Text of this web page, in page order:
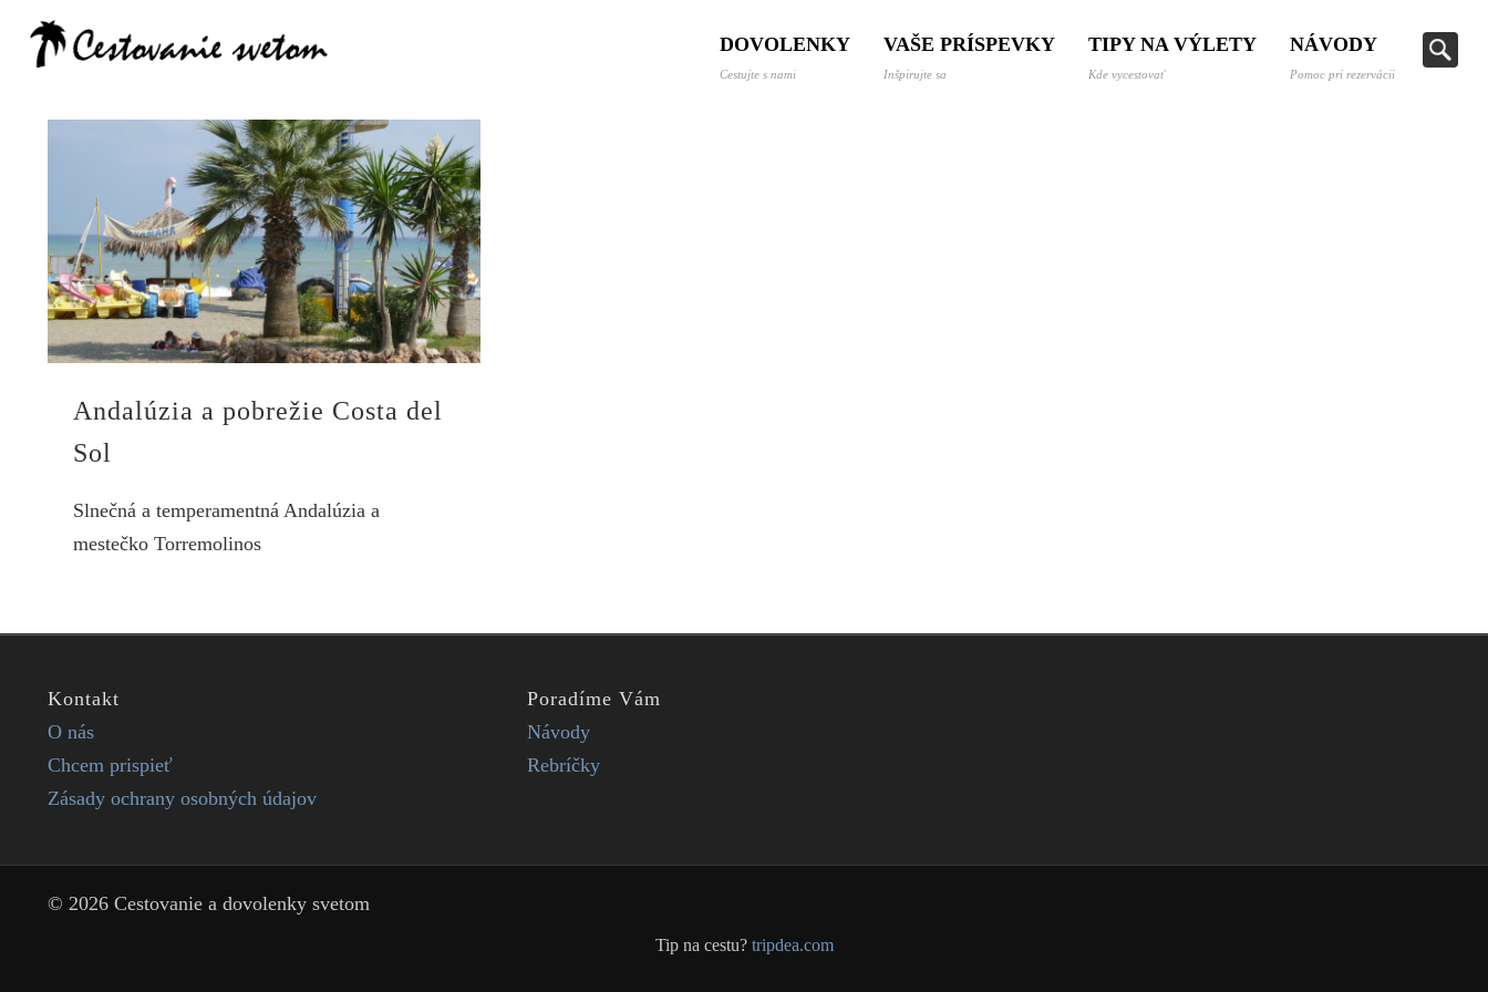
DOVOLENKY
Cestujte s nami
VAŠE PRÍSPEVKY
Inšpirujte sa
TIPY NA VÝLETY
Kde vycestovať
NÁVODY
Pomoc pri rezervácii
Andalúzia a pobrežie Costa del
Sol
Slnečná a temperamentná Andalúzia a
mestečko Torremolinos
Kontakt
O nás
Chcem prispieť
Zásady ochrany osobných údajov
Poradíme Vám
Návody
Rebríčky
© 2026 Cestovanie a dovolenky svetom
Tip na cestu? tripdea.com